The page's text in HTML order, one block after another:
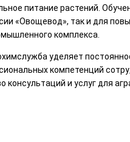
питание растений.
«Овощевод», так и для
комплекса.
уделяет
компетенций
консультаций и услуг для